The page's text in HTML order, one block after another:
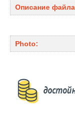
Описание
Photo: